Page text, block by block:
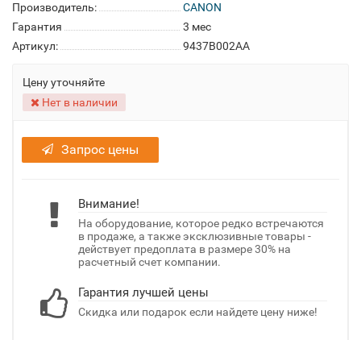
Производитель:
CANON
Гарантия
3 мес
Артикул:
9437B002AA
Цену уточняйте
Нет в наличии
Запрос цены
Внимание!
На оборудование, которое редко встречаются
в продаже, а также эксклюзивные товары -
действует предоплата в размере 30% на
расчетный счет компании.
Гарантия лучшей цены
Скидка или подарок если найдете цену ниже!